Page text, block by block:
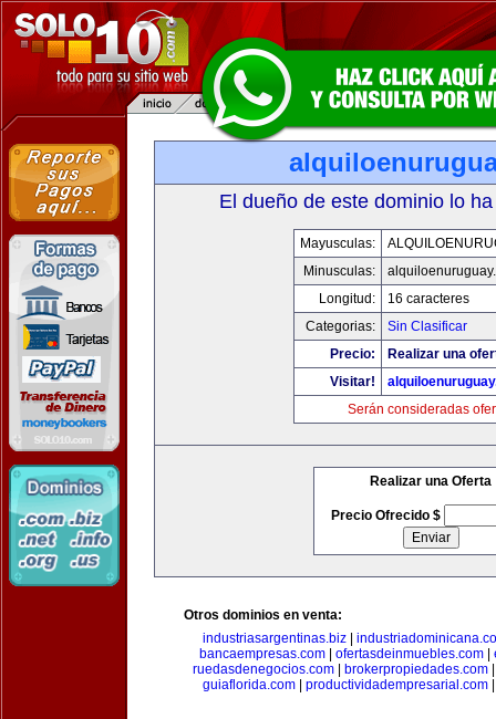
El dueño de este dominio lo
Mayusculas:
Minusculas:
Longitud:
16 caracteres
Categorias:
Sin Clasificar
Precio:
Realizar una
Visitar!
Serán consideradas
Realizar una Oferta
Precio Ofrecido $
Otros dominios en venta:
industriasargentinas.biz
bancaempresas.com
ofertasdeinmuebles.com
ruedasdenegocios.com| brokerpropiedades.com
guiaflorida.com| productividadempresarial.com